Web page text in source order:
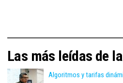
Las más leídas de
Algoritmos y tarifas